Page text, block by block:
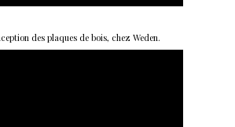
des plaques de bois, chez Weden.